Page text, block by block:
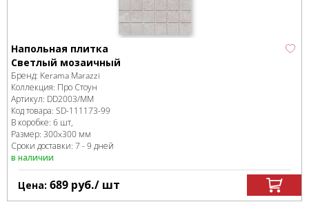
Напольная плитка
Светлый мозаичный
Бренд: Kerama Marazzi
Коллекция: Про Стоун
Артикул: DD2003/MM
Код товара: SD-111173-99
В коробке: 6 шт,
Размер: 300x300 мм
Сроки доставки: 7 - 9 дней
в наличии
Цена: 689 руб./ шт